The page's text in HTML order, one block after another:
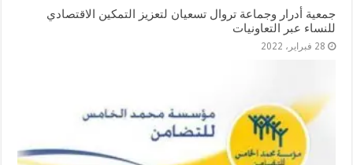
جمعية أدرار وجماعة تروال تسعيان لتعزيز التمكين الاقتصادي
للنساء عبر التعاونيات
28 فبراير، 2022